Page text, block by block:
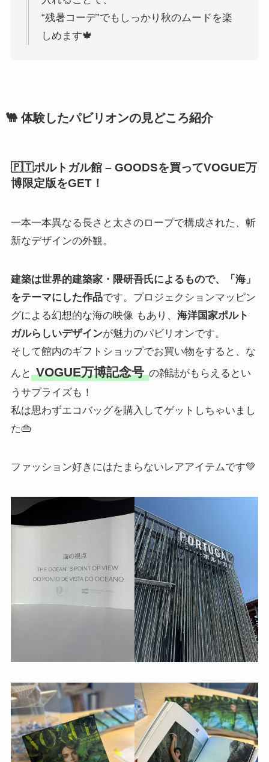
“残暑コーデ”でもしっかり秋のムードを楽
しめます🍁
🐫 体験したパビリオンの見どころ紹介
🇵🇹ポルトガル館 – GOODSを買ってVOGUE万
博限定版をGET！
一本一本異なる長さと太さのロープで構成された、斬
新なデザインの外観。
建築は世界的建築家・隈研吾氏によるもので、「海」
をテーマにした作品です。プロジェクションマッピン
グによる幻想的な海の映像 もあり、 海洋国家ポルト
ガルらしいデザインが魅力のパビリオンです。
そして館内のギフトショップでお買い物をすると、な
んと VOGUE万博記念号 の雑誌がもらえるとい
うサプライズも！
私は思わずエコバッグを購入してゲットしちゃいまし
た👜
ファッション好きにはたまらないレアアイテムです💚